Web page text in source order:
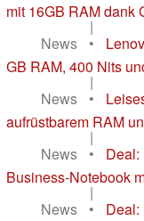
mit 16GB RAM dank
|
News
•
GB RAM, 400 Nits
|
News
•
aufrüstbarem RAM
|
News
•
Deal:
Business-Notebook
|
News
•